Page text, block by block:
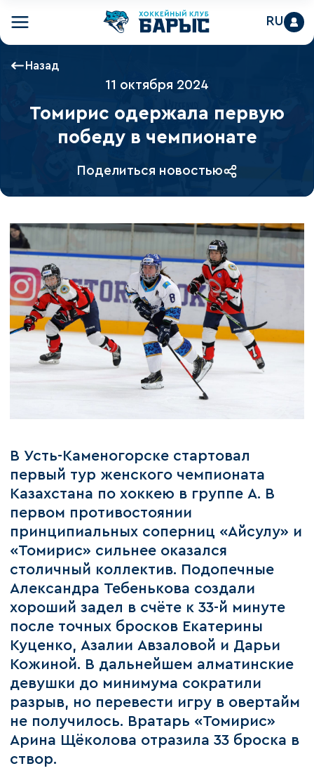
RU
Назад
11 октября 2024
Томирис одержала первую
победу в чемпионате
Поделиться новостью
В Усть-Каменогорске стартовал
первый тур женского чемпионата
Казахстана по хоккею в группе А. В
первом противостоянии
принципиальных соперниц «Айсулу» и
«Томирис» сильнее оказался
столичный коллектив. Подопечные
Александра Тебенькова создали
хороший задел в счёте к 33-й минуте
после точных бросков Екатерины
Куценко, Азалии Авзаловой и Дарьи
Кожиной. В дальнейшем алматинские
девушки до минимума сократили
разрыв, но перевести игру в овертайм
не получилось. Вратарь «Томирис»
Арина Щёколова отразила 33 броска в
створ.